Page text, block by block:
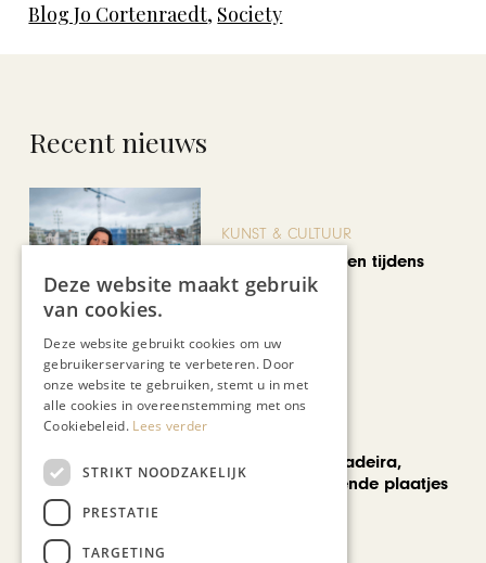
Blog Jo Cortenraedt, Society
Recent nieuws
KUNST & CULTUUR
Wereldse beelden tijdens
Cultura Nova
Een week op Madeira,
voorbij de bekende plaatjes
Deze website maakt gebruik
van cookies.
Deze website gebruikt cookies om uw
gebruikerservaring te verbeteren. Door
onze website te gebruiken, stemt u in met
alle cookies in overeenstemming met ons
Cookiebeleid. Lees verder
STRIKT NOODZAKELIJK
PRESTATIE
TARGETING